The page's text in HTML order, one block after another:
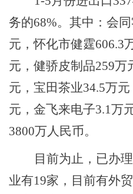
务的68%。 其中：会
元，怀化市健霆606.3
元，健骄皮制品259万
元，宝田茶业34.5万
元，金飞来电子3.1万
3800万人民币。
目前为止，已办
业有19家，目前有外